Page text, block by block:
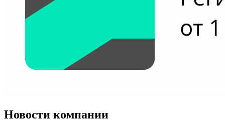
Новости компании